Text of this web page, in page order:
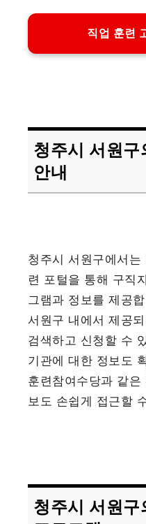
직업 훈련
청주시 서원구
안내
청주시 서원구에서
련 포털을 통해 구직
그램과 정보를 제공
서원구 내에서 제공
검색하고 신청할 수
기관에 대한 정보도
훈련참여수당과 같
보도 손쉽게 접근할
청주시 서원구